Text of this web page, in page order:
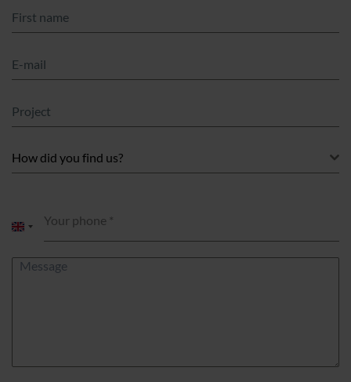
How did you find us?
Your phone *
United
+44